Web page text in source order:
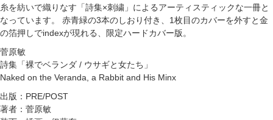
糸を紡いで織りなす「詩集×刺繍」によるアーティスティックな一冊と
なっています。 赤青緑の3本のしおり付き、1枚目のカバーを外すと金
の箔押しでindexが現れる、限定ハードカバー版。
菅原敏
詩集「裸でベランダ / ウサギと女たち」
Naked on the Veranda, a Rabbit and His Minx
出版：PRE/POST
著者：菅原敏